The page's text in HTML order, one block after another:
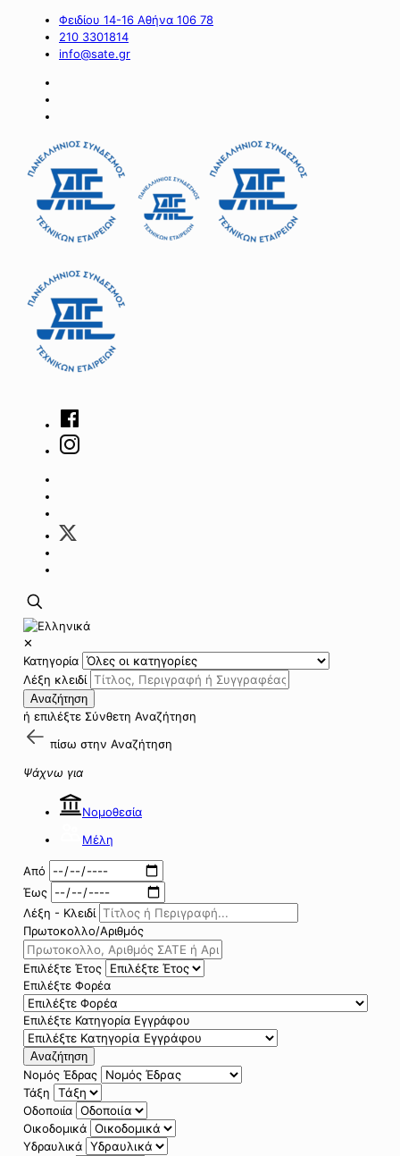
Φειδίου 14-16 Αθήνα 106 78
210 3301814
info@sate.gr
✕
Κατηγορία
Λέξη κλειδί
Αναζήτηση
ή επιλέξτε Σύνθετη Αναζήτηση
πίσω στην Αναζήτηση
Ψάχνω για
Νομοθεσία
Μέλη
Από
Έως
Λέξη - Κλειδί
Πρωτοκολλο/Αριθμός
Επιλέξτε Έτος
Επιλέξτε Φορέα
Επιλέξτε Κατηγορία Εγγράφου
Αναζήτηση
Νομός Έδρας
Τάξη
Οδοποιία
Οικοδομικά
Υδραυλικά